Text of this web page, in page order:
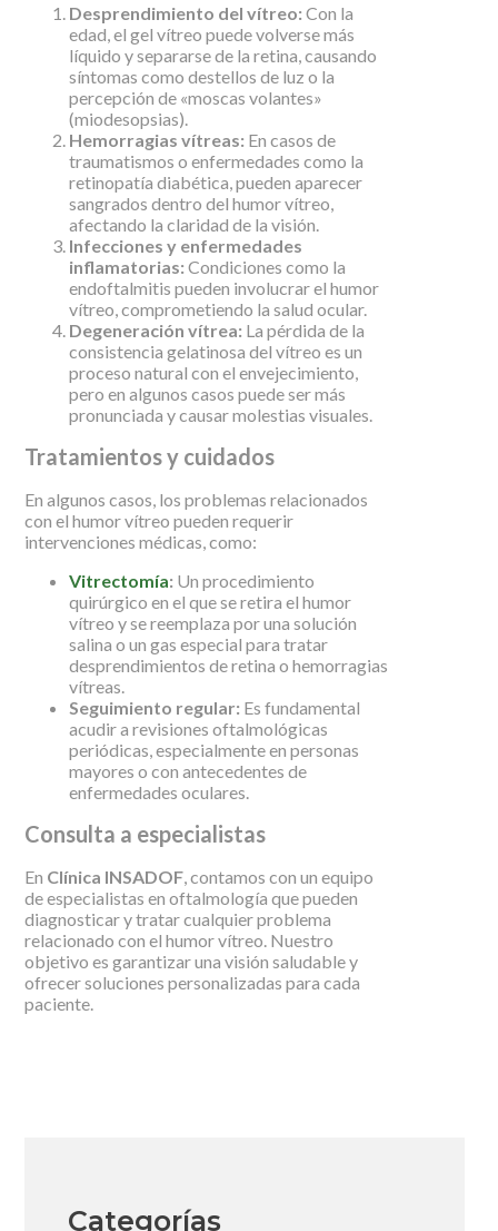
Desprendimiento del vítreo: Con la
edad, el gel vítreo puede volverse más
líquido y separarse de la retina, causando
síntomas como destellos de luz o la
percepción de «moscas volantes»
(miodesopsias).
Hemorragias vítreas: En casos de
traumatismos o enfermedades como la
retinopatía diabética, pueden aparecer
sangrados dentro del humor vítreo,
afectando la claridad de la visión.
Infecciones y enfermedades
inflamatorias: Condiciones como la
endoftalmitis pueden involucrar el humor
vítreo, comprometiendo la salud ocular.
Degeneración vítrea: La pérdida de la
consistencia gelatinosa del vítreo es un
proceso natural con el envejecimiento,
pero en algunos casos puede ser más
pronunciada y causar molestias visuales.
Tratamientos y cuidados
En algunos casos, los problemas relacionados
con el humor vítreo pueden requerir
intervenciones médicas, como:
Vitrectomía: Un procedimiento
quirúrgico en el que se retira el humor
vítreo y se reemplaza por una solución
salina o un gas especial para tratar
desprendimientos de retina o hemorragias
vítreas.
Seguimiento regular: Es fundamental
acudir a revisiones oftalmológicas
periódicas, especialmente en personas
mayores o con antecedentes de
enfermedades oculares.
Consulta a especialistas
En Clínica INSADOF, contamos con un equipo
de especialistas en oftalmología que pueden
diagnosticar y tratar cualquier problema
relacionado con el humor vítreo. Nuestro
objetivo es garantizar una visión saludable y
ofrecer soluciones personalizadas para cada
paciente.
Categorías